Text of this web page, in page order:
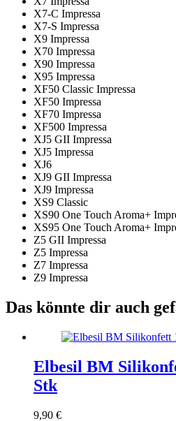
X7-C Impressa
X7-S Impressa
X9 Impressa
X70 Impressa
X90 Impressa
X95 Impressa
XF50 Classic Impressa
XF50 Impressa
XF70 Impressa
XF500 Impressa
XJ5 GII Impressa
XJ5 Impressa
XJ6
XJ9 GII Impressa
XJ9 Impressa
XS9 Classic
XS90 One Touch Aroma+
XS95 One Touch Aroma+
Z5 GII Impressa
Z5 Impressa
Z7 Impressa
Z9 Impressa
Das könnte dir auch
Elbesil BM
Stk
9,90 €